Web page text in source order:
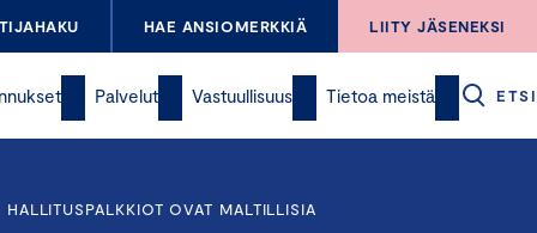
HAE ANSIOMERKKIÄ LIITY JÄSENEKSI
Palvelut Vastuullisuus Tietoa meistä ETSI
OVAT MALTILLISIA